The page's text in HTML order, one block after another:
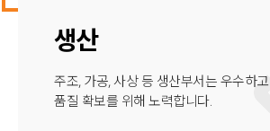
생산
주조, 가공, 사상 등 생산부서는 우수하
품질 확보를 위해 노력합니다.